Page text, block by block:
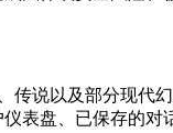
传说以及部分现
表盘、已保存的对